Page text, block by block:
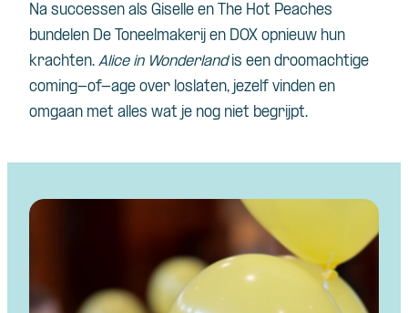
Na successen als Giselle en The Hot Peaches
bundelen De Toneelmakerij en DOX opnieuw hun
krachten. Alice in Wonderlandis een droomachtige
coming-of-age over loslaten, jezelf vinden en
omgaan met alles wat je nog niet begrijpt.